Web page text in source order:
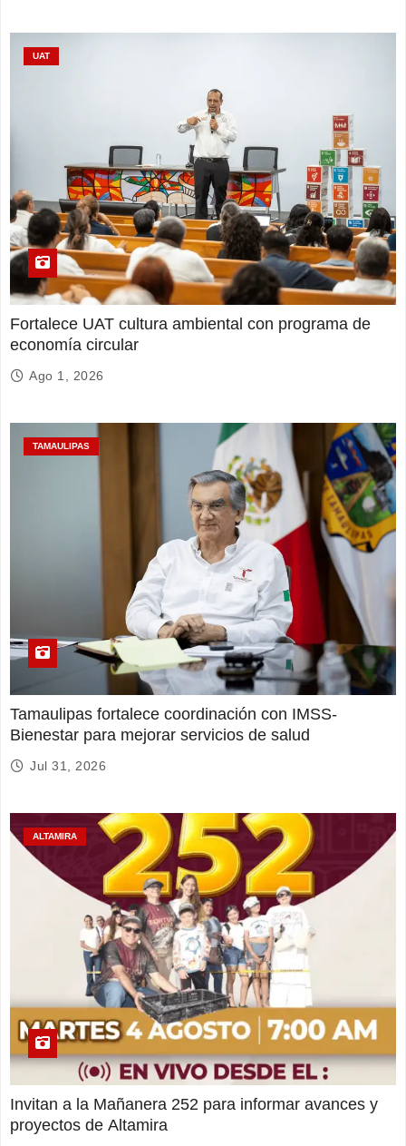
UAT
Fortalece UAT cultura ambiental con programa de
economía circular
Ago 1, 2026
TAMAULIPAS
Tamaulipas fortalece coordinación con IMSS-
Bienestar para mejorar servicios de salud
Jul 31, 2026
ALTAMIRA
Invitan a la Mañanera 252 para informar avances y
proyectos de Altamira